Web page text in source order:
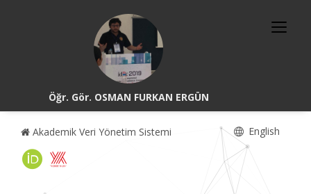
Öğr. Gör. OSMAN FURKAN ERGÜN
Akademik Veri Yönetim Sistemi English